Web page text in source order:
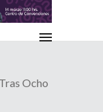
Ocho